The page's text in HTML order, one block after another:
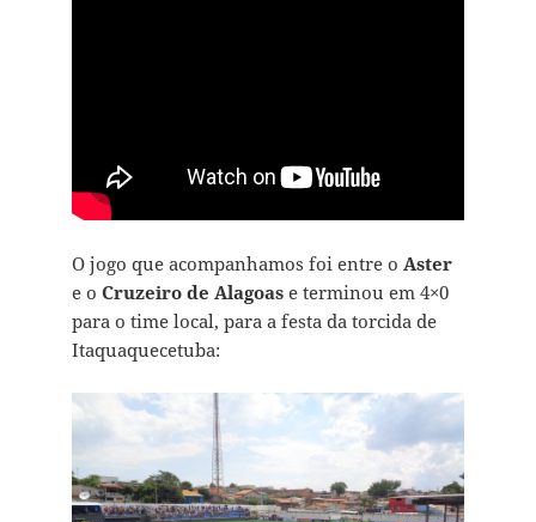
O jogo que acompanhamos foi entre o Aster
e o Cruzeiro de Alagoase terminou em 4×0
para o time local, para a festa da torcida de
Itaquaquecetuba: